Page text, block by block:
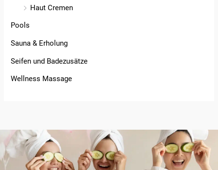
Haut Cremen
Pools
Sauna & Erholung
Seifen und Badezusätze
Wellness Massage